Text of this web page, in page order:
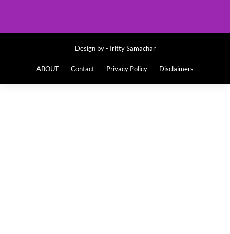
Design by - Iritty Samachar
ABOUT Contact Privacy Policy Disclaimers